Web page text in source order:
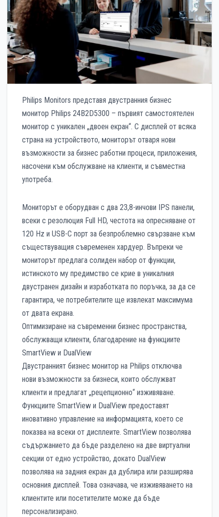
Philips Monitors представя двустранния бизнес
монитор Philips 24B2D5300 – първият самостоятелен
монитор с уникален „двоен екран“. С дисплей от всяка
страна на устройството, мониторът отваря нови
възможности за бизнес работни процеси, приложения,
насочени към обслужване на клиенти, и съвместна
употреба.
Мониторът е оборудван с два 23,8-инчови IPS панели,
всеки с резолюция Full HD, честота на опресняване от
120 Hz и USB-C порт за безпроблемно свързване към
съществуващия съвременен хардуер. Въпреки че
мониторът предлага солиден набор от функции,
истинското му предимство се крие в уникалния
двустранен дизайн и изработката по поръчка, за да се
гарантира, че потребителите ще извлекат максимума
от двата екрана.
Оптимизиране на съвременни бизнес пространства,
обслужващи клиенти, благодарение на функциите
SmartView и DualView
Двустранният бизнес монитор на Philips отключва
нови възможности за бизнеси, които обслужват
клиенти и предлагат „рецепционно“ изживяване.
Функциите SmartView и DualView предоставят
иновативно управление на информацията, което се
показва на всеки от дисплеите. SmartView позволява
съдържанието да бъде разделено на две виртуални
секции от едно устройство, докато DualView
позволява на задния екран да дублира или разширява
основния дисплей. Това означава, че изживяването на
клиентите или посетителите може да бъде
персонализирано.